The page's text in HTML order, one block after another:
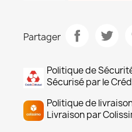
Partager
Politique de
Sécurisé par le
Politique de
Livraison par